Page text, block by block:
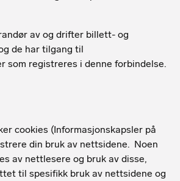
av og drifter billett- og
de har tilgang til
som registreres i denne forbindelse.
cookies (Informasjonskapsler på
din bruk av nettsidene. Noen
av nettlesere og bruk av disse,
til spesifikk bruk av nettsidene og